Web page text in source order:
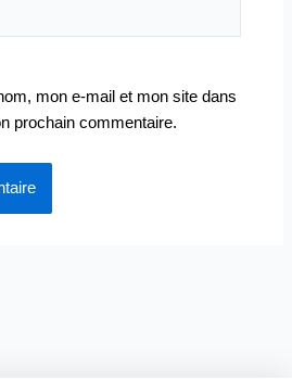
mon e-mail et mon site dans
prochain commentaire.